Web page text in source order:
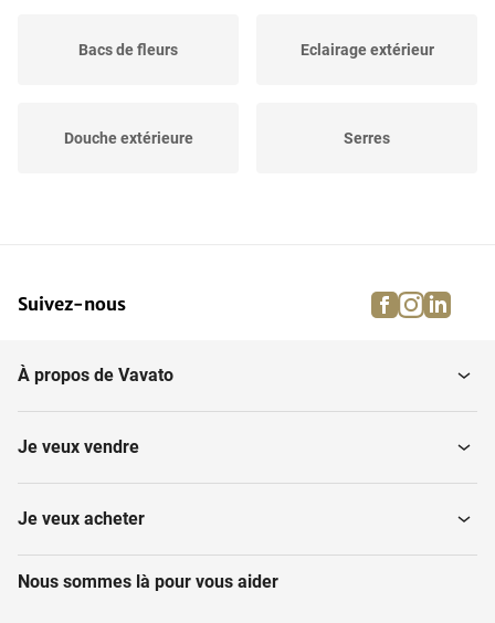
Bacs de fleurs Eclairage extérieur
Douche extérieure Serres
Chauffage de terrasse
Maisons de jardin et
huttes
Suivez-nous facebook
À propos de Vavato
Je veux vendre
Je veux acheter
Nous sommes là pour vous aider